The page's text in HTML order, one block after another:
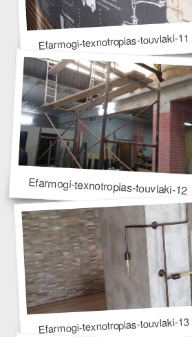
Efarmogi-texnotropias-touvlaki-11
Efarmogi-texnotropias-touvlaki-12
Efarmogi-texnotropias-touvlaki-13